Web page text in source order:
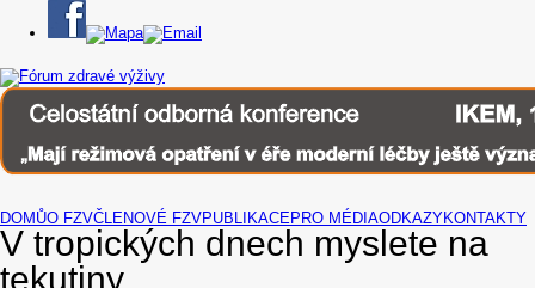
DOMŮO FZVČLENOVÉ FZVPUBLIKACEPRO MÉDIAODKAZYKONTAKTY
V tropických dnech myslete na
tekutiny